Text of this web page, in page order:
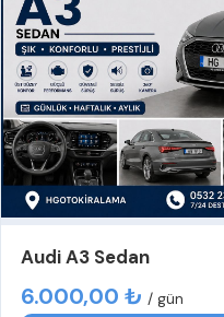
Audi A3 Sedan
6.000,00 ₺ / gün